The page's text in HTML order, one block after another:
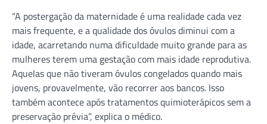
“A postergação da maternidade é uma realidade cada vez
mais frequente, e a qualidade dos óvulos diminui com a
idade, acarretando numa dificuldade muito grande para as
mulheres terem uma gestação com mais idade reprodutiva.
Aquelas que não tiveram óvulos congelados quando mais
jovens, provavelmente, vão recorrer aos bancos. Isso
também acontece após tratamentos quimioterápicos sem a
preservação prévia”, explica o médico.